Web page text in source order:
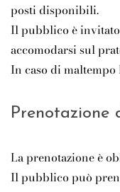
posti disponibili.
Il pubblico è
accomodarsi sul
In caso di maltempo
Prenotazione
La prenotazione è
Il pubblico può